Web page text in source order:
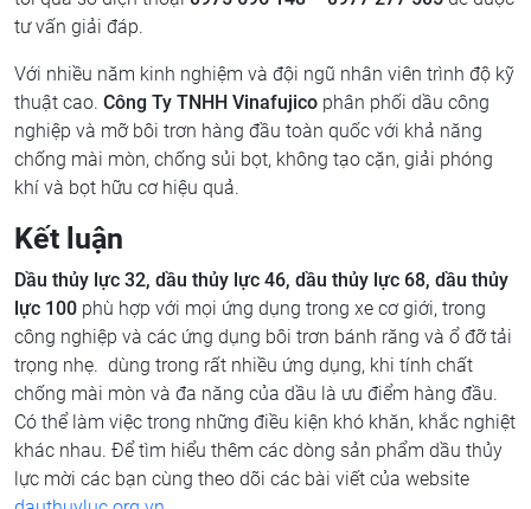
tư vấn giải đáp.
Với nhiều năm kinh nghiệm và đội ngũ nhân viên trình độ kỹ
thuật cao. Công Ty TNHH Vinafujico phân phối dầu công
nghiệp và mỡ bôi trơn hàng đầu toàn quốc với khả năng
chống mài mòn, chống sủi bọt, không tạo cặn, giải phóng
khí và bọt hữu cơ hiệu quả.
Kết luận
Dầu thủy lực 32, dầu thủy lực 46, dầu thủy lực 68, dầu thủy
lực 100 phù hợp với mọi ứng dụng trong xe cơ giới, trong
công nghiệp và các ứng dụng bôi trơn bánh răng và ổ đỡ tải
trọng nhẹ. dùng trong rất nhiều ứng dụng, khi tính chất
chống mài mòn và đa năng của dầu là ưu điểm hàng đầu.
Có thể làm việc trong những điều kiện khó khăn, khắc nghiệt
khác nhau. Để tìm hiểu thêm các dòng sản phẩm dầu thủy
lực mời các bạn cùng theo dõi các bài viết của website